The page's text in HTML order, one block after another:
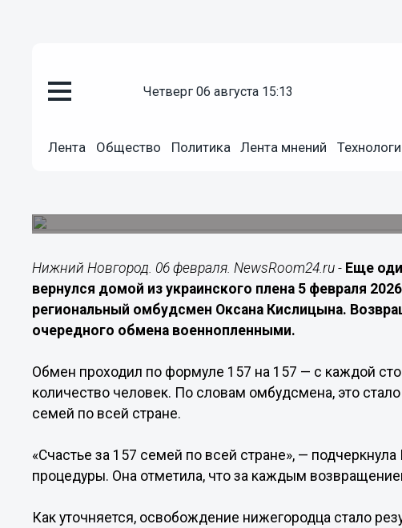
четверг 06 августа 15:13
Лента Общество Политика Лента мнений
Из украинского плена вернулся еще
Нижний Новгород. 06 февраля. NewsRoom24.ru - Еще
вернулся домой из украинского плена 5 февраля
региональный омбудсмен Оксана Кислицына.
очередного обмена военнопленными.
Обмен проходил по формуле 157 на 157 — с каждой
количество человек. По словам омбудсмена, это
семей по всей стране.
«Счастье за 157 семей по всей стране», —
процедуры. Она отметила, что за каждым
Как уточняется, освобождение нижегородца стало